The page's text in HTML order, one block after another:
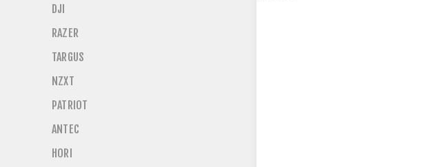
DJI
RAZER
TARGUS
NZXT
PATRIOT
ANTEC
HORI